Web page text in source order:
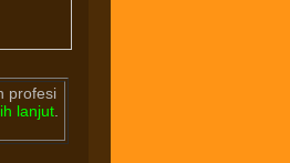
profesi
lanjut.